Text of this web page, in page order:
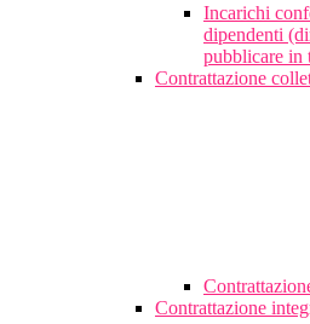
Incarichi
dipendenti
pubblicare in
Contrattazione
Contrattazione